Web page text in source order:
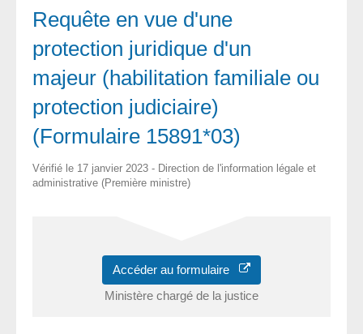
Requête en vue d'une
protection juridique d'un
majeur (habilitation familiale ou
protection judiciaire)
(Formulaire 15891*03)
Vérifié le 17 janvier 2023 - Direction de l'information légale et
administrative (Première ministre)
Accéder au formulaire
Ministère chargé de la justice